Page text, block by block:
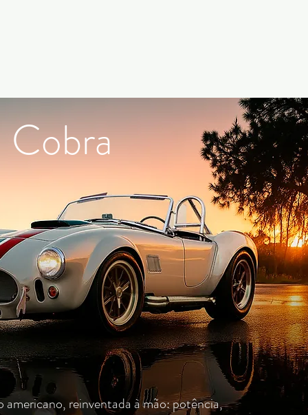
americano, reinventada à mão: potência,